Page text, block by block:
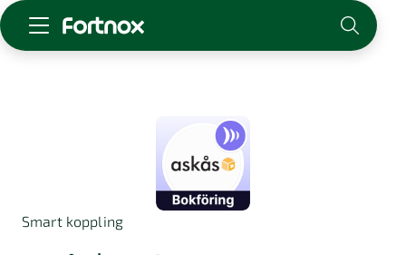
För redovisningsbyrån
Kunskap & inspiration
Logga in
Smart koppling